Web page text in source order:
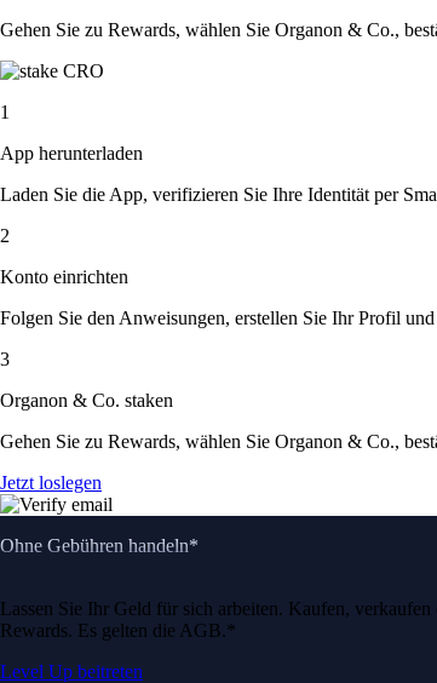
Gehen Sie zu Rewards, wählen Sie Organon & Co.,
1
App herunterladen
Laden Sie die App, verifizieren Sie Ihre Identität per
2
Konto einrichten
Folgen Sie den Anweisungen, erstellen Sie Ihr Profil
3
Organon & Co. staken
Gehen Sie zu Rewards, wählen Sie Organon & Co.,
Jetzt loslegen
Ohne Gebühren handeln*
Lassen Sie Ihr Geld für sich arbeiten. Kaufen,
Rewards. Es gelten die AGB.*
Level Up beitreten